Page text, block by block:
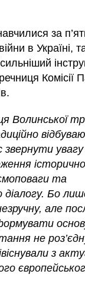
за п’ять
в Україні,
Комісії
Волинської
звернути
та
Бо
але
не
з